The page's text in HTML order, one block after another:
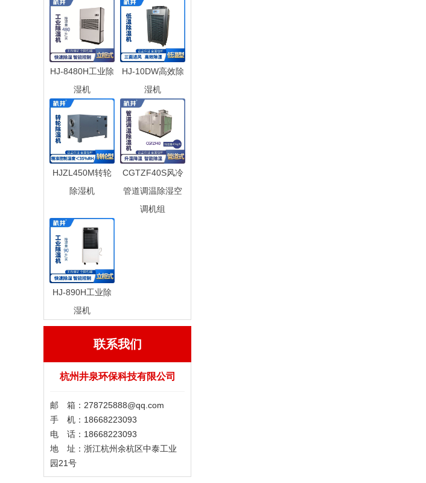
HJ-8480H工业除
湿机
HJ-10DW高效除
湿机
HJZL450M转轮
除湿机
CGTZF40S风冷
管道调温除湿空
调机组
HJ-890H工业除
湿机
联系我们
杭州井泉环保科技有限公司
邮 箱：278725888@qq.com
手 机：18668223093
电 话：18668223093
地 址：浙江杭州余杭区中泰工业
园21号